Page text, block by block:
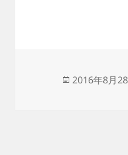
发
2016年8月